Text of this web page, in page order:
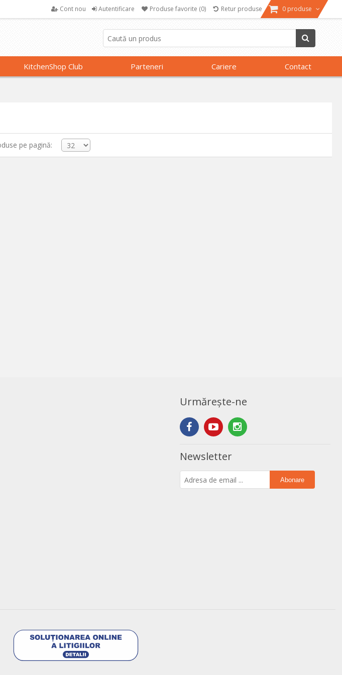
Cont nou Autentificare Produse favorite (0) Retur produse 0 produse
KitchenShop Club Parteneri Cariere Contact
pe pagină:
Urmărește-ne
Newsletter
Abonare